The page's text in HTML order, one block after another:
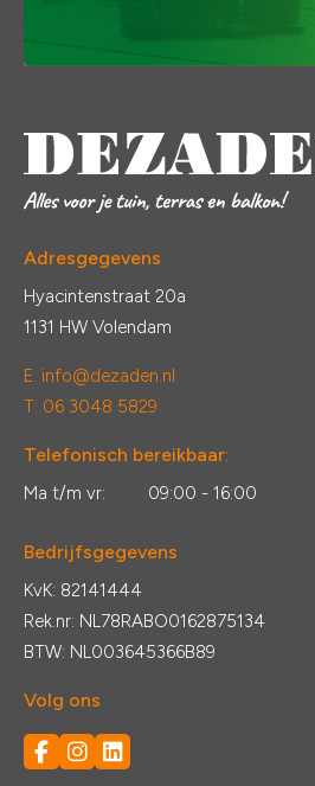
Adresgegevens
Hyacintenstraat 20a
1131 HW Volendam
E: info@dezaden.nl
T: 06 3048 5829
Telefonisch bereikbaar:
Ma t/m vr: 09:00 - 16:00
Bedrijfsgegevens
KvK: 82141444
Rek.nr: NL78RABO0162875134
BTW: NL003645366B89
Volg ons